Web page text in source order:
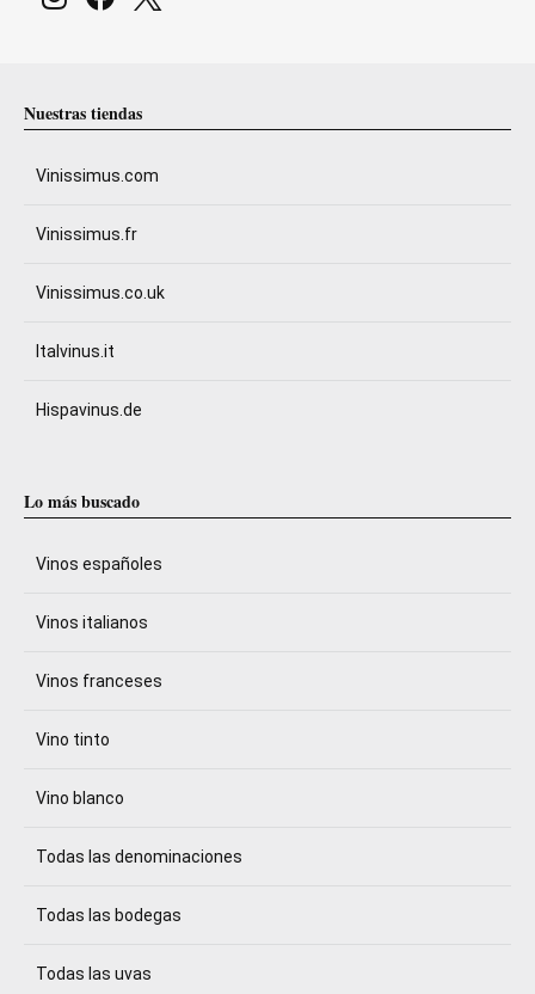
Nuestras tiendas
Vinissimus.com
Vinissimus.fr
Vinissimus.co.uk
Italvinus.it
Hispavinus.de
Lo más buscado
Vinos españoles
Vinos italianos
Vinos franceses
Vino tinto
Vino blanco
Todas las denominaciones
Todas las bodegas
Todas las uvas